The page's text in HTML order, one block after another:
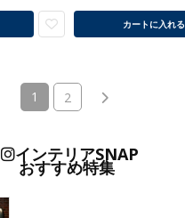
カートに入れる
1 (current)
2
インテリアSNAP
おすすめ特集